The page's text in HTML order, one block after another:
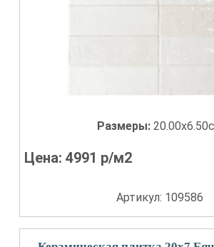
Размеры:
Цена:4991 р/м2
Артикул: 109586